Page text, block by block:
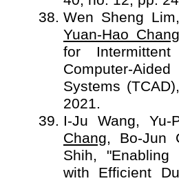
Wen Sheng
Yuan-Hao Chang
for
Computer-
Systems
2021.
I-Ju Wang,
Chang, Bo-Jun
Shih, "Enabling
with Efficient